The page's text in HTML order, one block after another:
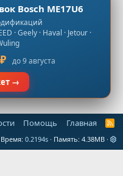
Помощь Главная
R
S
Время 0.2194s Память 4.38MB
Bosch ME17U6
· Geely · Haval · Jetour ·
до 9 августа
→